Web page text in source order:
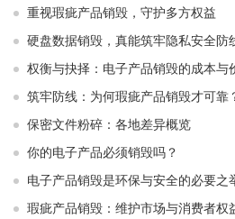
重视瑕疵产品销毁，守护多方权益
硬盘数据销毁，真能筑牢隐私安全防
权衡与抉择：电子产品销毁的成本与
筑牢防线：为何瑕疵产品销毁才可靠
保密文件粉碎：各地差异概览
你的电子产品必须销毁吗？
电子产品销毁是环保与安全的必要之
瑕疵产品销毁：维护市场与消费者权